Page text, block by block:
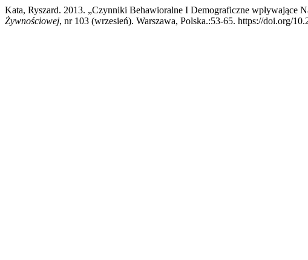
Kata, Ryszard. 2013. „Czynniki Behawioralne I Demograficzne wpływające
Żywnościowej, nr 103 (wrzesień). Warszawa, Polska.:53-65. https://doi.org/